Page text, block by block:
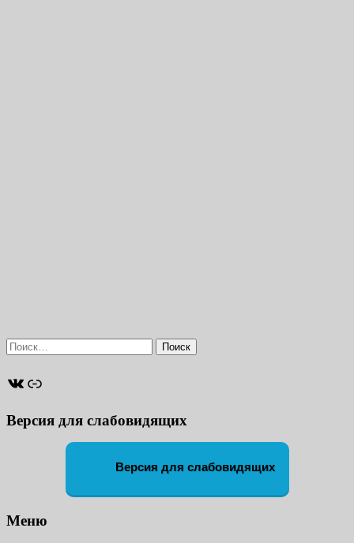
Найти:
ВКонтакте
Ссылка
Версия для слабовидящих
Версия для слабовидящих
Меню